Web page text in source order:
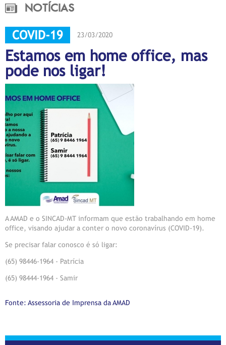
NOTÍCIAS
COVID-19 23/03/2020
Estamos em home office, mas
pode nos ligar!
A AMAD e o SINCAD-MT informam que estão trabalhando em home
office, visando ajudar a conter o novo coronavírus (COVID-19).
Se precisar falar conosco é só ligar:
(65) 98446-1964 - Patrícia
(65) 98444-1964 - Samir
Fonte: Assessoria de Imprensa da AMAD